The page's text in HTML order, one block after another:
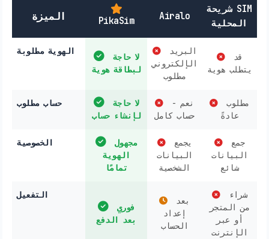
الميزة PikaSim Airalo
شريحة SIM
المحلية
الهوية مطلوبة
لبطاقة هوية
الإلكتروني
مطلوب
يتطلب هوية
حساب مطلوب
لإنشاء حساب
حساب كامل
مطلوب
عادةً
الخصوصية
الهوية
تمامًا
البيانات
الشخصية
البيانات
شائع
التفعيل
بعد الدفع
إعداد
الحساب
من المتجر
أو عبر
الإنترنت